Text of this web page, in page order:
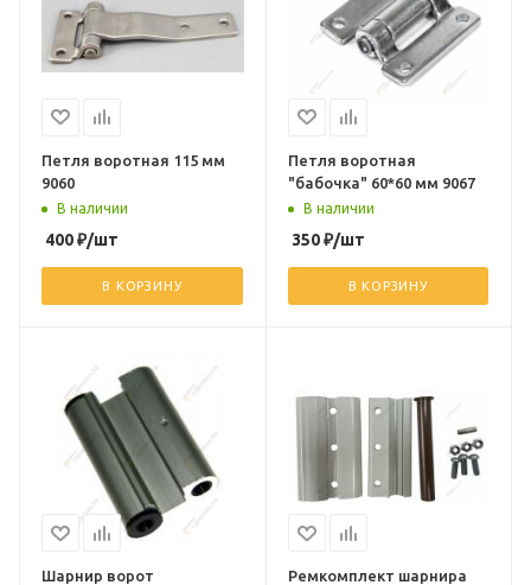
Петля воротная 115 мм
9060
В наличии
400₽/шт
В КОРЗИНУ
Петля воротная
"бабочка" 60*60 мм 9067
В наличии
350₽/шт
В КОРЗИНУ
Шарнир ворот
Ремкомплект шарнира